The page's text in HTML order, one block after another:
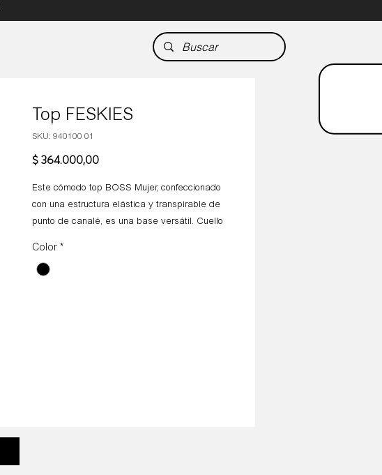
Top FESKIES
SKU: 940100 01
$ 364.000,00Precio
Este cómodo top BOSS Mujer, confeccionado
con una estructura elástica y transpirable de
punto de canalé, es una base versátil. Cuello
Composición: 76% viscosa 24% poliamida
Color *